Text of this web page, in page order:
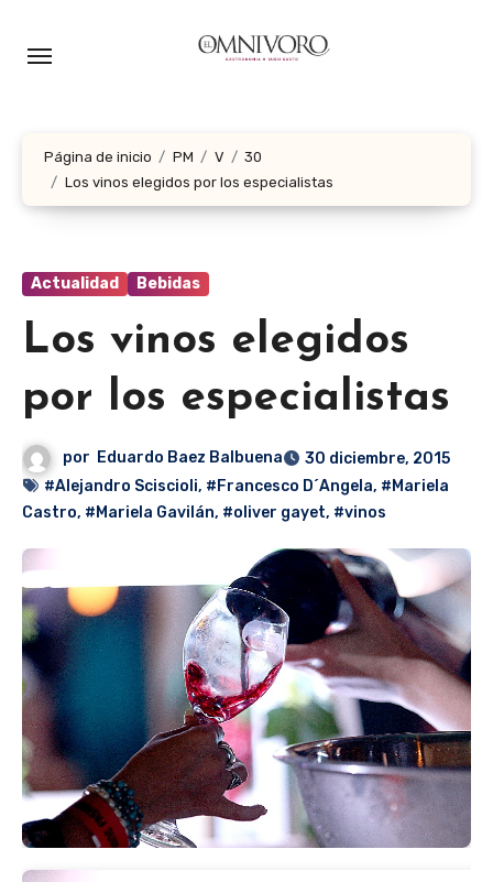
Página de inicio PM V
30
Los vinos elegidos por los especialistas
Actualidad Bebidas
Los vinos elegidos
por los especialistas
por Eduardo Baez Balbuena
30 diciembre, 2015
#Alejandro Sciscioli, #Francesco D´Angela, #Mariela
Castro, #Mariela Gavilán, #oliver gayet, #vinos